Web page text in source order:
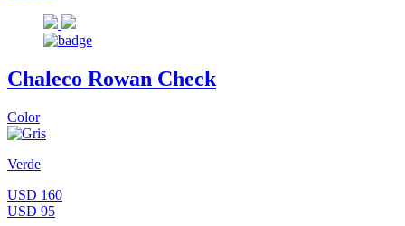
Chaleco Rowan Check
Color
Verde
USD 160
USD 95